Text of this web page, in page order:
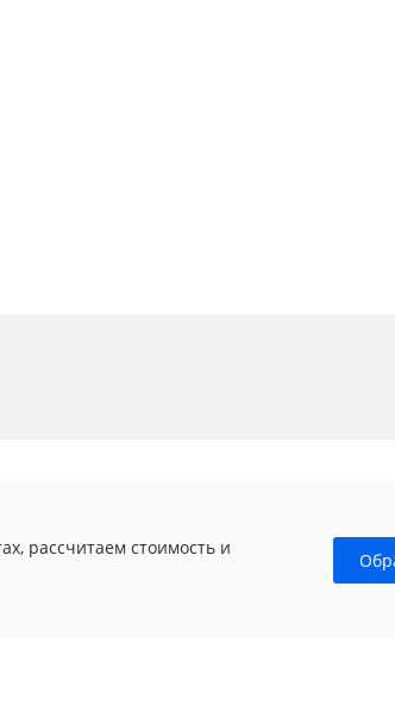
рассчитаем стоимость и